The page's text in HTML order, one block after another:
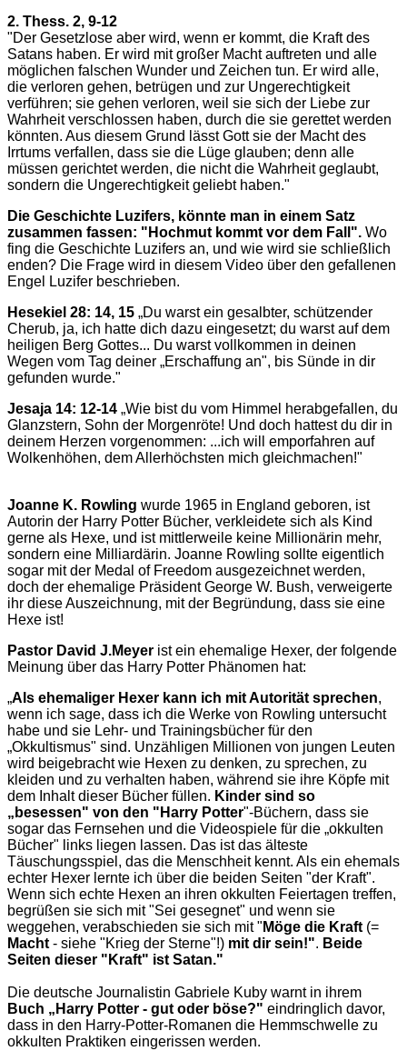
2. Thess. 2, 9-12
"Der Gesetzlose aber wird, wenn er kommt, die Kraft des
Satans haben. Er wird mit großer Macht auftreten und alle
möglichen falschen Wunder und Zeichen tun. Er wird alle,
die verloren gehen, betrügen und zur Ungerechtigkeit
verführen; sie gehen verloren, weil sie sich der Liebe zur
Wahrheit verschlossen haben, durch die sie gerettet werden
könnten. Aus diesem Grund lässt Gott sie der Macht des
Irrtums verfallen, dass sie die Lüge glauben; denn alle
müssen gerichtet werden, die nicht die Wahrheit geglaubt,
sondern die Ungerechtigkeit geliebt haben."
Die Geschichte Luzifers, könnte man in einem Satz
zusammen fassen: "Hochmut kommt vor dem Fall". Wo
fing die Geschichte Luzifers an, und wie wird sie schließlich
enden? Die Frage wird in diesem Video über den gefallenen
Engel Luzifer beschrieben.
Hesekiel 28: 14, 15 „Du warst ein gesalbter, schützender
Cherub, ja, ich hatte dich dazu eingesetzt; du warst auf dem
heiligen Berg Gottes... Du warst vollkommen in deinen
Wegen vom Tag deiner „Erschaffung an", bis Sünde in dir
gefunden wurde."
Jesaja 14: 12-14 „Wie bist du vom Himmel herabgefallen, du
Glanzstern, Sohn der Morgenröte! Und doch hattest du dir in
deinem Herzen vorgenommen: ...ich will emporfahren auf
Wolkenhöhen, dem Allerhöchsten mich gleichmachen!"
Joanne K. Rowling wurde 1965 in England geboren, ist
Autorin der Harry Potter Bücher, verkleidete sich als Kind
gerne als Hexe, und ist mittlerweile keine Millionärin mehr,
sondern eine Milliardärin. Joanne Rowling sollte eigentlich
sogar mit der Medal of Freedom ausgezeichnet werden,
doch der ehemalige Präsident George W. Bush, verweigerte
ihr diese Auszeichnung, mit der Begründung, dass sie eine
Hexe ist!
Pastor David J.Meyer ist ein ehemalige Hexer, der folgende
Meinung über das Harry Potter Phänomen hat:
„Als ehemaliger Hexer kann ich mit Autorität sprechen,
wenn ich sage, dass ich die Werke von Rowling untersucht
habe und sie Lehr- und Trainingsbücher für den
„Okkultismus" sind. Unzähligen Millionen von jungen Leuten
wird beigebracht wie Hexen zu denken, zu sprechen, zu
kleiden und zu verhalten haben, während sie ihre Köpfe mit
dem Inhalt dieser Bücher füllen. Kinder sind so
„besessen" von den "Harry Potter"-Büchern, dass sie
sogar das Fernsehen und die Videospiele für die „okkulten
Bücher" links liegen lassen. Das ist das älteste
Täuschungsspiel, das die Menschheit kennt. Als ein ehemals
echter Hexer lernte ich über die beiden Seiten "der Kraft".
Wenn sich echte Hexen an ihren okkulten Feiertagen treffen,
begrüßen sie sich mit "Sei gesegnet" und wenn sie
weggehen, verabschieden sie sich mit " Möge die Kraft(=
Macht- siehe "Krieg der Sterne"!) mit dir sein!". Beide
Seiten dieser "Kraft" ist Satan."
Die deutsche Journalistin Gabriele Kuby warnt in ihrem
Buch „Harry Potter - gut oder böse?" eindringlich davor,
dass in den Harry-Potter-Romanen die Hemmschwelle zu
okkulten Praktiken eingerissen werden.